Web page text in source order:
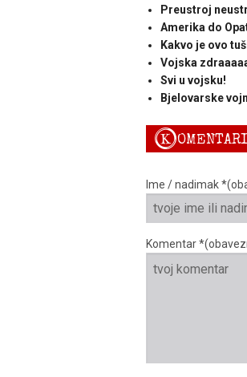
Preustroj
Amerika do
Kakvo je ovo
Vojska
Svi u vojsku!
Bjelovarske
KOMENTARI
Ime / nadimak
Komentar